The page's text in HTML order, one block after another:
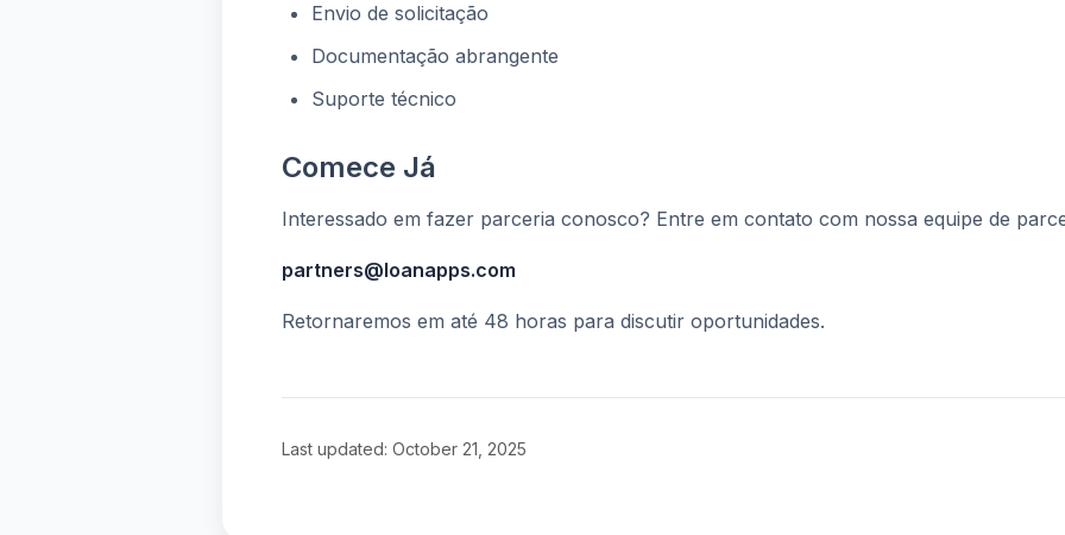
Envio de solicitação
Documentação abrangente
Suporte técnico
Comece Já
Interessado em fazer parceria conosco? Entre em contato com nossa equipe de
partners@loanapps.com
Retornaremos em até 48 horas para discutir oportunidades.
Last updated: October 21, 2025